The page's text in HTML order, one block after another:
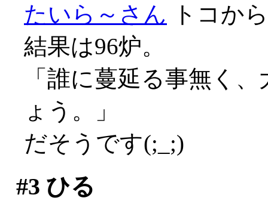
たいら～さん トコか
結果は96炉。
「誰に蔓延る事無く
ょう。」
だそうです(;_;)
#3 ひる